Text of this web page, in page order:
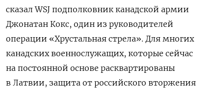
сказал WSJ подполковник канадской армии
Джонатан Кокс, один из руководителей
операции «Хрустальная стрела». Для многих
канадских военнослужащих, которые сейчас
на постоянной основе расквартированы
в Латвии, защита от российского вторжения